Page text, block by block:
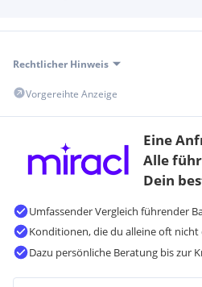
Rechtlicher Hinweis
Vorgereihte Anzeige
Eine
Alle
Dein
Umfassender Vergleich führender
Konditionen, die du alleine oft
Dazu persönliche Beratung bis zur